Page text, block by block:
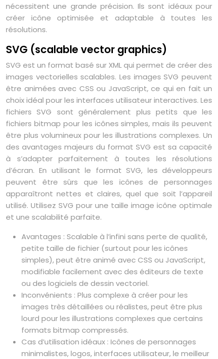
nécessitent une grande précision. Ils sont idéaux pour
créer icône optimisée et adaptable à toutes les
résolutions.
SVG (scalable vector graphics)
SVG est un format basé sur XML qui permet de créer des
images vectorielles scalables. Les images SVG peuvent
être animées avec CSS ou JavaScript, ce qui en fait un
choix idéal pour les interfaces utilisateur interactives. Les
fichiers SVG sont généralement plus petits que les
fichiers bitmap pour les icônes simples, mais ils peuvent
être plus volumineux pour les illustrations complexes. Un
des avantages majeurs du format SVG est sa capacité
à s’adapter parfaitement à toutes les résolutions
d’écran. En utilisant le format SVG, les développeurs
peuvent être sûrs que les icônes de personnages
apparaîtront nettes et claires, quel que soit l’appareil
utilisé. Utilisez SVG pour une taille image icône optimale
et une scalabilité parfaite.
Avantages : Scalable à l’infini sans perte de qualité,
petite taille de fichier (surtout pour les icônes
simples), peut être animé avec CSS ou JavaScript,
modifiable facilement avec des éditeurs de texte
ou des logiciels de dessin vectoriel.
Inconvénients : Plus complexe à créer pour les
images très détaillées ou réalistes, peut être plus
lourd pour les illustrations complexes que certains
formats bitmap compressés.
Cas d’utilisation idéaux : Icônes de personnages
minimalistes, logos, interfaces utilisateur, le meilleur